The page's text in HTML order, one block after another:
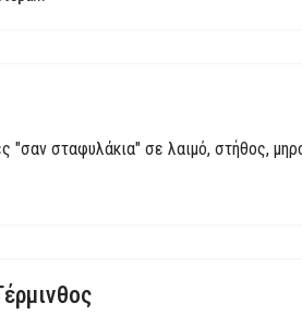
"σαν σταφυλάκια" σε λαιμό, στήθος,